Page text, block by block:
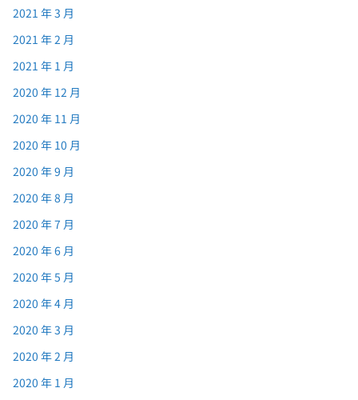
2021 年 3 月
2021 年 2 月
2021 年 1 月
2020 年 12 月
2020 年 11 月
2020 年 10 月
2020 年 9 月
2020 年 8 月
2020 年 7 月
2020 年 6 月
2020 年 5 月
2020 年 4 月
2020 年 3 月
2020 年 2 月
2020 年 1 月